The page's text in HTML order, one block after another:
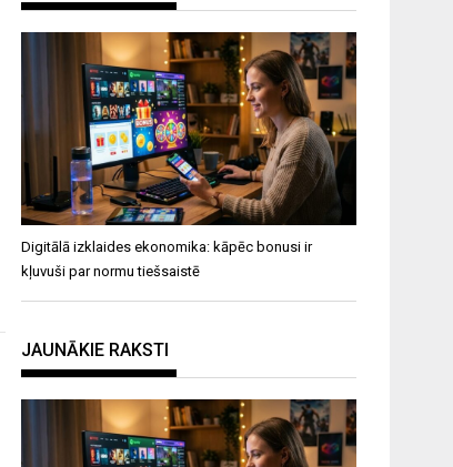
Digitālā izklaides ekonomika: kāpēc bonusi ir
kļuvuši par normu tiešsaistē
JAUNĀKIE RAKSTI